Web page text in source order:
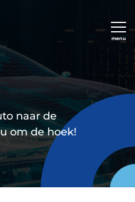
menu
naar de
om de hoek!